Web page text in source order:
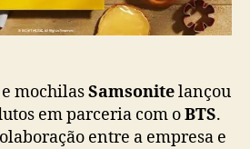
ã
E
D
n
ç
a
mochilasSamsonitelançou
em parceria com oBTS.
entre a empresa e